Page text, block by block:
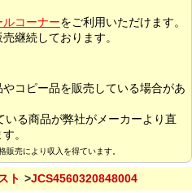
ルコーナーをご利用いただけます。
継続しております。
コピー品を販売している場合があ
いる商品が弊社がメーカーより直
。
売により収入を得ています。
ト JCS4560320848004